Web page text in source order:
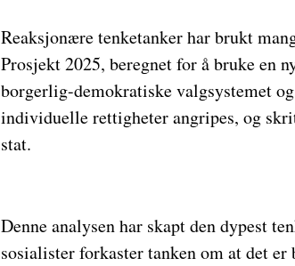
Reaksjonære tenketanker har brukt
Prosjekt 2025, beregnet for å bruke en
borgerlig-demokratiske valgsystemet
individuelle rettigheter angripes, og
stat.
Denne analysen har skapt den dypest
sosialister forkaster tanken om at det